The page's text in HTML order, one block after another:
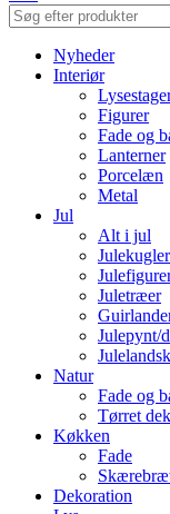
Nyheder
Interiør
Figurer
Fade og
Lanterner
Porcelæn
Metal
Jul
Alt i jul
Juletræer
Julepynt/
Natur
Fade og
Tørret
Køkken
Fade
Dekoration